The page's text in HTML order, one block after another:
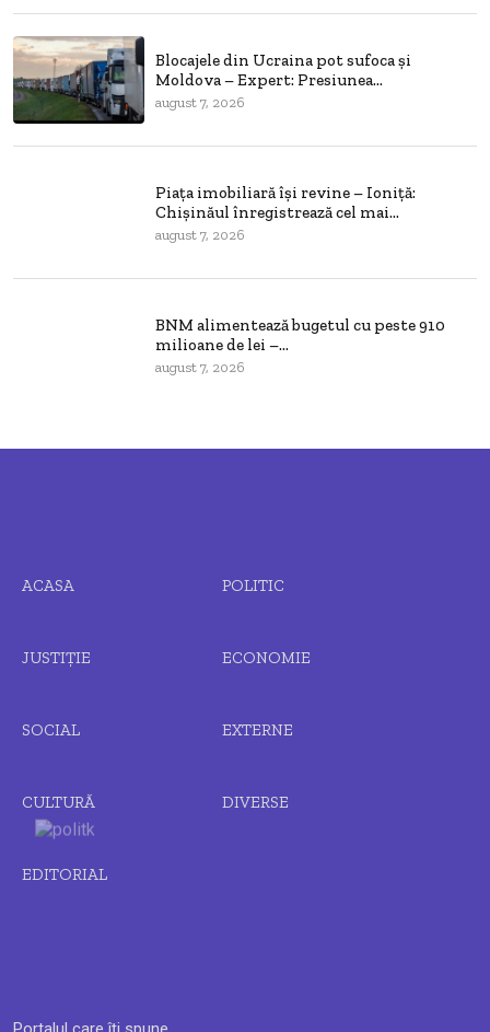
Blocajele din Ucraina pot sufoca și
Moldova – Expert: Presiunea...
august 7, 2026
Piața imobiliară își revine – Ioniță:
Chișinăul înregistrează cel mai...
august 7, 2026
BNM alimentează bugetul cu peste 910
milioane de lei –...
august 7, 2026
ACASA POLITIC
JUSTIȚIE ECONOMIE
SOCIAL EXTERNE
CULTURĂ DIVERSE
EDITORIAL